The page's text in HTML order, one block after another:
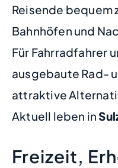
Reisende bequem
Bahnhöfen und
Für Fahrradfahrer
ausgebaute Rad-
attraktive
Aktuell leben in
Freizeit,